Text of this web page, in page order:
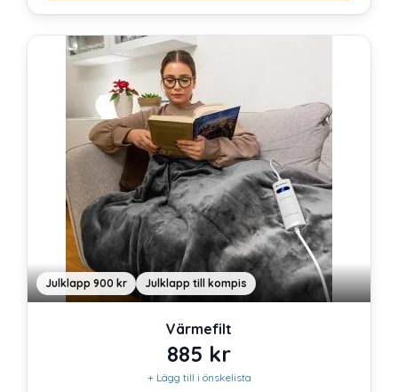
Julklapp 900 kr Julklapp till kompis
Värmefilt
885 kr
+ Lägg till i önskelista